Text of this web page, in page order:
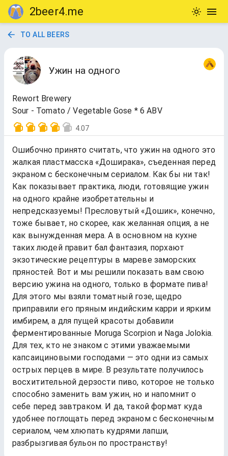
2beer4.me
TO ALL BEERS
Ужин на одного
Rewort Brewery
Sour - Tomato / Vegetable Gose * 6 ABV
4.07
Ошибочно принято считать, что ужин на одного это
жалкая пластмасска «Доширака», съеденная перед
экраном с бесконечным сериалом. Как бы ни так!
Как показывает практика, люди, готовящие ужин
на одного крайне изобретательны и
непредсказуемы! Пресловутый «Дошик», конечно,
тоже бывает, но скорее, как желанная опция, а не
как вынужденная мера. А в основном на кухне
таких людей правит бал фантазия, порхают
экзотические рецептуры в мареве заморских
пряностей. Вот и мы решили показать вам свою
версию ужина на одного, только в формате пива!
Для этого мы взяли томатный гозе, щедро
приправили его пряным индийским карри и ярким
имбирем, а для пущей красоты добавили
ферментированные Moruga Scorpion и Naga Jolokia.
Для тех, кто не знаком с этими уважаемыми
капсаициновыми господами — это одни из самых
острых перцев в мире. В результате получилось
восхитительной дерзости пиво, которое не только
способно заменить вам ужин, но и напомнит о
себе перед завтраком. И да, такой формат куда
удобнее поглощать перед экраном с бесконечным
сериалом, чем хлюпать кудрями лапши,
разбрызгивая бульон по пространству!